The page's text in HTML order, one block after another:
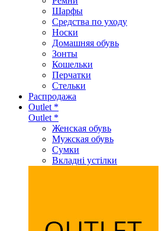
Шарфы
Средства по уходу
Носки
Домашняя обувь
Зонты
Кошельки
Перчатки
Стельки
Распродажа
Outlet *
Outlet *
Женская обувь
Мужская обувь
Сумки
Вкладні устілки